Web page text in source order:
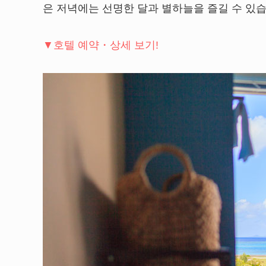
은 저녁에는 선명한 달과 별하늘을 즐길 수 있
▼호텔 예약・상세 보기!